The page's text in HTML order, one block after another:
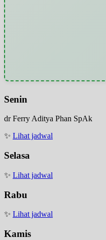
Senin
dr Ferry Aditya Phan SpAk
✨ Lihat jadwal
Selasa
✨ Lihat jadwal
Rabu
✨ Lihat jadwal
Kamis